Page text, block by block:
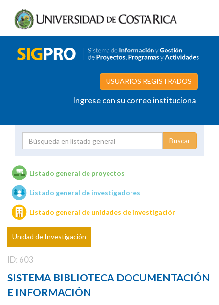
USUARIOS REGISTRADOS
Ingrese con su correo institucional
Unidades de investigación
Listado general de proyectos
Listado general de investigadores
Listado general de unidades de investigación
Unidad de Investigación
ID: 603
SISTEMA BIBLIOTECA DOCUMENTACIÓN
E INFORMACIÓN